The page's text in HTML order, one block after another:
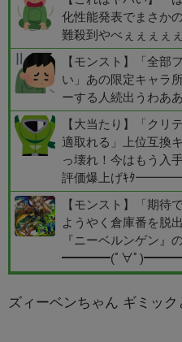
化性能発表でまさか
難殺到やべぇぇぇぇ
【モンスト】「全部
い」あの限定キャラ
ーする人続出うわあ
【大当たり】「クリ
適取れる」上位互換
っ壊れ！今はもう入
評価爆上げｷﾀ
【モンスト】「期待
ようやく倉庫番を脱
『ニーベルンゲン』
━━━━(ﾟ∀ﾟ
ズィーベンちゃん ギミック